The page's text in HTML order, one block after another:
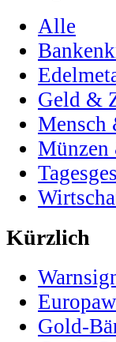
Alle
Geld &
Mensch
Münzen
Kürzlich
Gold-